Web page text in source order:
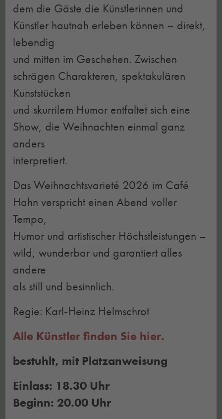
dem die Gäste die Künstlerinnen und
Künstler hautnah erleben können – direkt,
lebendig
und mitten im Geschehen. Zwischen
schrägen Charakteren, spektakulären
Kunststücken
und skurrilem Humor entfaltet sich eine
Show, die Weihnachten einmal ganz
anders
interpretiert.
Das Weihnachtsvarieté 2026 im Café
Hahn verspricht einen Abend voller
Tempo,
Humor und artistischer Höchstleistungen –
wild, wunderbar und garantiert alles
andere
als still und besinnlich.
Regie: Karl-Heinz Helmschrot
Alle Künstler finden Sie hier.
bestuhlt, mit Platzanweisung
Einlass: 18.30 Uhr
Beginn: 20.00 Uhr